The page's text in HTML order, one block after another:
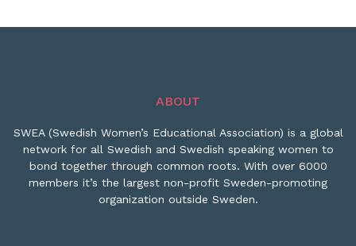
ABOUT
SWEA (Swedish Women’s Educational Association) is a global
network for all Swedish and Swedish speaking women to
bond together through common roots. With over 6000
members it’s the largest non-profit Sweden-promoting
organization outside Sweden.